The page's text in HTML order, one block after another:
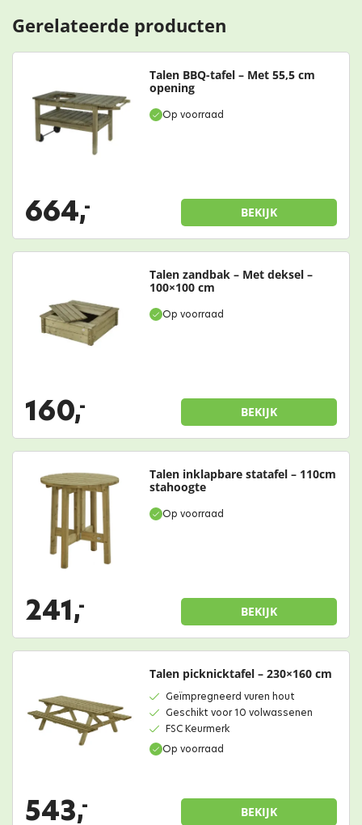
Gerelateerde producten
Op voorraad
Talen BBQ-tafel – Met 55,5 cm
opening
664,- BEKIJK
Op voorraad
Talen zandbak – Met deksel –
100×100 cm
160,- BEKIJK
Op voorraad
Talen inklapbare statafel – 110cm
stahoogte
241,- BEKIJK
Op voorraad
Talen picknicktafel – 230×160 cm
Geïmpregneerd vuren hout
Geschikt voor 10 volwassenen
FSC Keurmerk
543,- BEKIJK